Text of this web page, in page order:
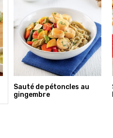
Sauté de pétoncles au
gingembre